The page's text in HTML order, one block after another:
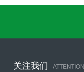
关注我们 ATTENTION